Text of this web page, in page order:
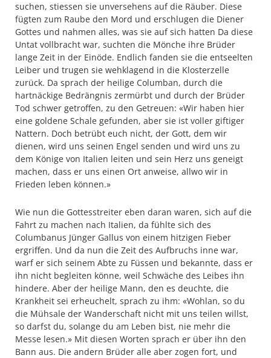
suchen, stiessen sie unversehens auf die Räuber. Diese
fügten zum Raube den Mord und erschlugen die Diener
Gottes und nahmen alles, was sie auf sich hatten Da diese
Untat vollbracht war, suchten die Mönche ihre Brüder
lange Zeit in der Einöde. Endlich fanden sie die entseelten
Leiber und trugen sie wehklagend in die Klosterzelle
zurück. Da sprach der heilige Columban, durch die
hartnäckige Bedrängnis zermürbt und durch der Brüder
Tod schwer getroffen, zu den Getreuen: «Wir haben hier
eine goldene Schale gefunden, aber sie ist voller giftiger
Nattern. Doch betrübt euch nicht, der Gott, dem wir
dienen, wird uns seinen Engel senden und wird uns zu
dem Könige von Italien leiten und sein Herz uns geneigt
machen, dass er uns einen Ort anweise, allwo wir in
Frieden leben können.»
Wie nun die Gottesstreiter eben daran waren, sich auf die
Fahrt zu machen nach Italien, da fühlte sich des
Columbanus Jünger Gallus von einem hitzigen Fieber
ergriffen. Und da nun die Zeit des Aufbruchs inne war,
warf er sich seinem Abte zu Füssen und bekannte, dass er
ihn nicht begleiten könne, weil Schwäche des Leibes ihn
hindere. Aber der heilige Mann, den es deuchte, die
Krankheit sei erheuchelt, sprach zu ihm: «Wohlan, so du
die Mühsale der Wanderschaft nicht mit uns teilen willst,
so darfst du, solange du am Leben bist, nie mehr die
Messe lesen.» Mit diesen Worten sprach er über ihn den
Bann aus. Die andern Brüder alle aber zogen fort, und